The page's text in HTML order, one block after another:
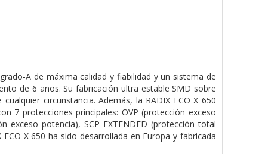
A de máxima calidad y fiabilidad y un sistema de
de 6 años. Su fabricación ultra estable SMD sobre
circunstancia. Además, la RADIX ECO X 650
7 protecciones principales: OVP (protección exceso
exceso potencia), SCP EXTENDED (protección total
X 650 ha sido desarrollada en Europa y fabricada